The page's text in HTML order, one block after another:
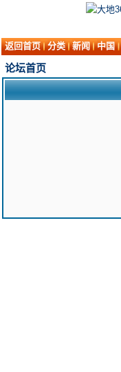
返回首页 分类 新闻 中国
论坛首页